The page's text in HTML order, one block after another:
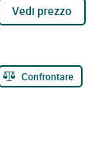
Vedi prezzo
Confrontare